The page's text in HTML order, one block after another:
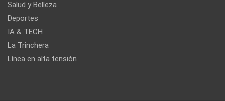
Salud y Belleza
Deportes
IA & TECH
La Trinchera
Línea en alta tensión